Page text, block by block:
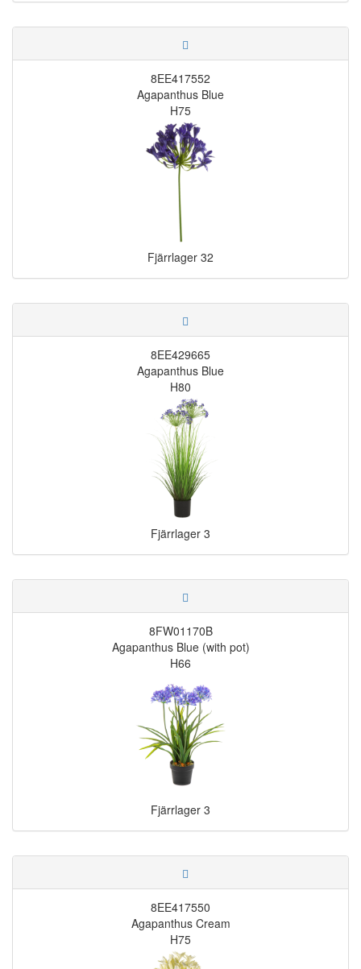
8EE417552
Agapanthus Blue
H75
Fjärrlager 32
8EE429665
Agapanthus Blue
H80
Fjärrlager 3
8FW01170B
Agapanthus Blue (with pot)
H66
Fjärrlager 3
8EE417550
Agapanthus Cream
H75